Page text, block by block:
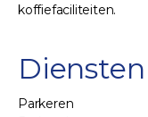
koffiefaciliteiten.
Diensten
Parkeren